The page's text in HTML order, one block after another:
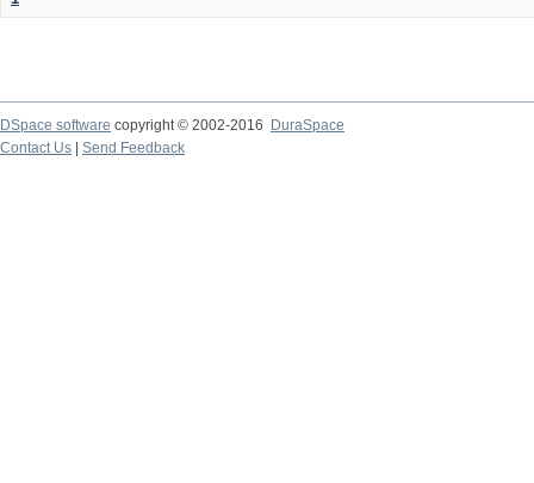
DSpace software copyright © 2002-2016
DuraSpace
Contact Us
Send Feedback